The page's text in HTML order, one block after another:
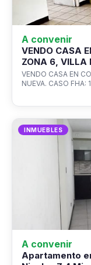
A convenir
VENDO CASA
ZONA 6, VILLA
VENDO CASA EN
NUEVA. CASO
INMUEBLES
A convenir
Apartamento